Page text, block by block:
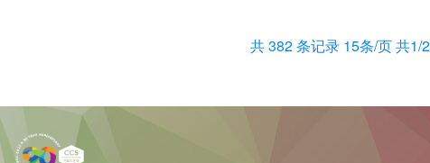
共 382 条记录 15条/页 共1/